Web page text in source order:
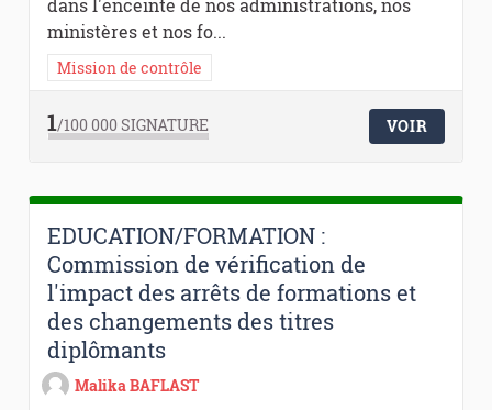
dans l'enceinte de nos administrations, nos
ministères et nos fo...
Mission de contrôle
1/100 000SIGNATURE VOIR
EDUCATION/FORMATION :
Commission de vérification de
l'impact des arrêts de formations et
des changements des titres
diplômants
Malika BAFLAST